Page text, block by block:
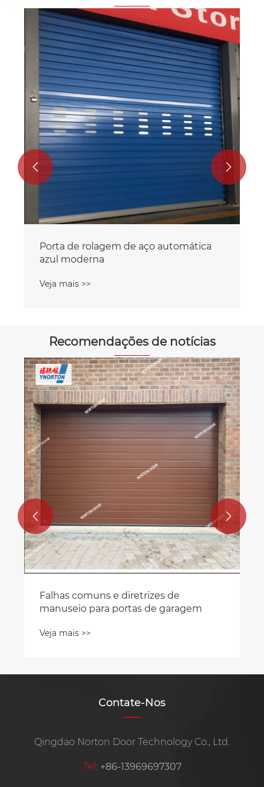
PORTA DE ROLO DE AÇO DE
CORAÇÃO DE CORAÇÃO
Veja mais >>
 
Recomendações de notícias
As portas Norton Roll up podem ser
personalizadas em várias cores e
estilos.
Veja mais >>
 
Contate-Nos
Qingdao Norton Door Technology Co., Ltd.
Tel: +86-13969697307